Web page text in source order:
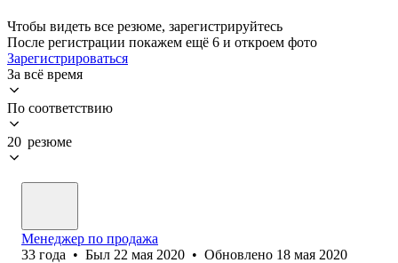
Чтобы видеть все резюме, зарегистрируйтесь
После регистрации покажем ещё 6 и откроем фото
Зарегистрироваться
За всё время
По соответствию
20 резюме
Менеджер по продажа
33 года • Был 22 мая 2020 • Обновлено 18 мая 2020